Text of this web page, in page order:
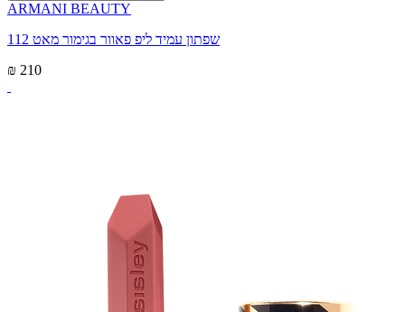
ARMANI BEAUTY
שפתון עמיד ליפ פאוור בגימור מאט 112
₪ 210